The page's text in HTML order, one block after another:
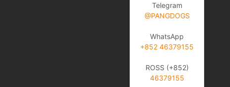
Telegram
@PANGDOGS
WhatsApp
+852 46379155
ROSS (+852)
46379155